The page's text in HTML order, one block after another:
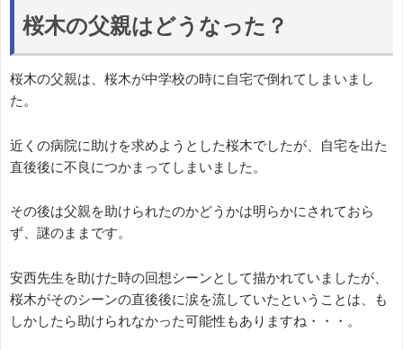
桜木の父親はどうなった？
桜木の父親は、桜木が中学校の時に自宅で倒れてしまいまし
た。
近くの病院に助けを求めようとした桜木でしたが、自宅を出た
直後後に不良につかまってしまいました。
その後は父親を助けられたのかどうかは明らかにされておら
ず、謎のままです。
安西先生を助けた時の回想シーンとして描かれていましたが、
桜木がそのシーンの直後後に涙を流していたということは、も
しかしたら助けられなかった可能性もありますね・・・。